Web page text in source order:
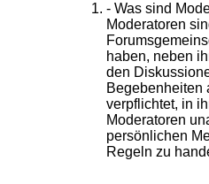
- Was sind
Moderatoren
haben, neben
den
Begebenheiten
verpflichtet, in
Moderatoren
persönlichen
Regeln zu